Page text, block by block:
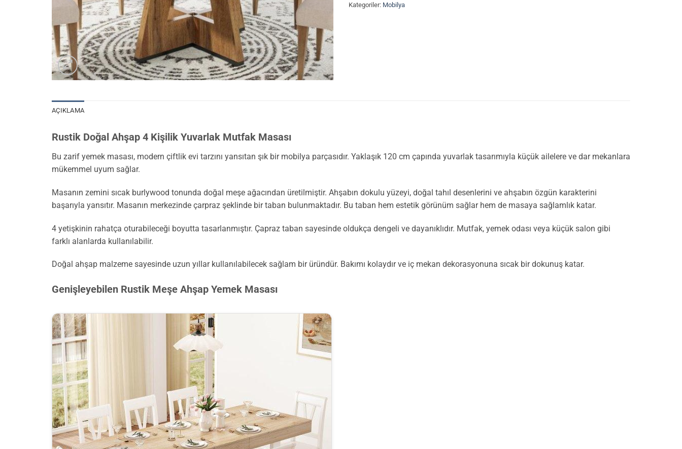
Kategoriler: Mobilya
AÇIKLAMA
Rustik Doğal Ahşap 4 Kişilik Yuvarlak Mutfak Masası
Bu zarif yemek masası, modern çiftlik evi tarzını yansıtan şık bir mobilya parçasıdır. Yaklaşık 120 cm çapında yuvarlak tasarımıyla küçük ailelere ve dar mekanlara
mükemmel uyum sağlar.
Masanın zemini sıcak burlywood tonunda doğal meşe ağacından üretilmiştir. Ahşabın dokulu yüzeyi, doğal tahıl desenlerini ve ahşabın özgün karakterini
başarıyla yansıtır. Masanın merkezinde çarpraz şeklinde bir taban bulunmaktadır. Bu taban hem estetik görünüm sağlar hem de masaya sağlamlık katar.
4 yetişkinin rahatça oturabileceği boyutta tasarlanmıştır. Çapraz taban sayesinde oldukça dengeli ve dayanıklıdır. Mutfak, yemek odası veya küçük salon gibi
farklı alanlarda kullanılabilir.
Doğal ahşap malzeme sayesinde uzun yıllar kullanılabilecek sağlam bir üründür. Bakımı kolaydır ve iç mekan dekorasyonuna sıcak bir dokunuş katar.
Genişleyebilen Rustik Meşe Ahşap Yemek Masası